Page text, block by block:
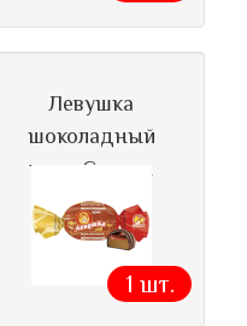
Левушка
шоколадный
ирис Славян
1 шт.